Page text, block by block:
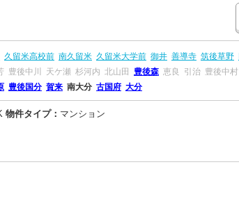
久留米高校前 南久留米 久留米大学前 御井 善導寺 筑後草野
豊後中川 天ケ瀬 杉河内 北山田 豊後森 恵良 引治 豊後中村
豊後国分 賀来 南大分 古国府 大分
物件タイプ： マンション